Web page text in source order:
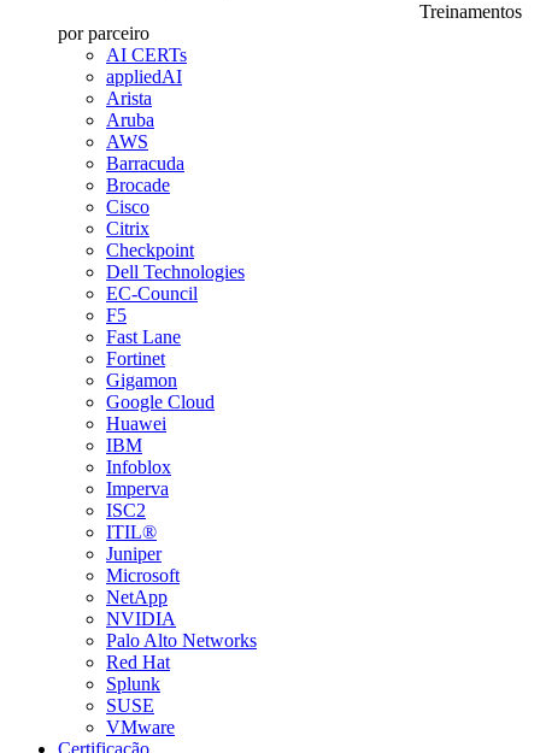
Treinamentos
por parceiro
AI CERTs
appliedAI
Arista
Aruba
AWS
Barracuda
Brocade
Cisco
Citrix
Checkpoint
Dell Technologies
EC-Council
F5
Fast Lane
Fortinet
Gigamon
Google Cloud
Huawei
IBM
Infoblox
Imperva
ISC2
ITIL®
Juniper
Microsoft
NetApp
NVIDIA
Palo Alto Networks
Red Hat
Splunk
SUSE
VMware
Certificação